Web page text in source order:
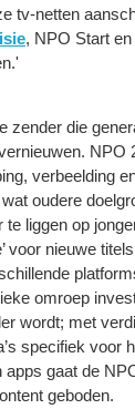
tv-netten
, NPO Start
zender die
NPO
verbeelding
oudere
liggen op
voor nieuwe
omroep
wordt; met
specifiek voor
gaat de
geboden.